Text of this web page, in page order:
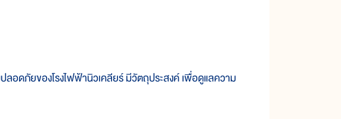
ดภัยของโรงไฟฟ้านิวเคลียร์ มีวัตถุประสงค์ เพื่อดูแลความ